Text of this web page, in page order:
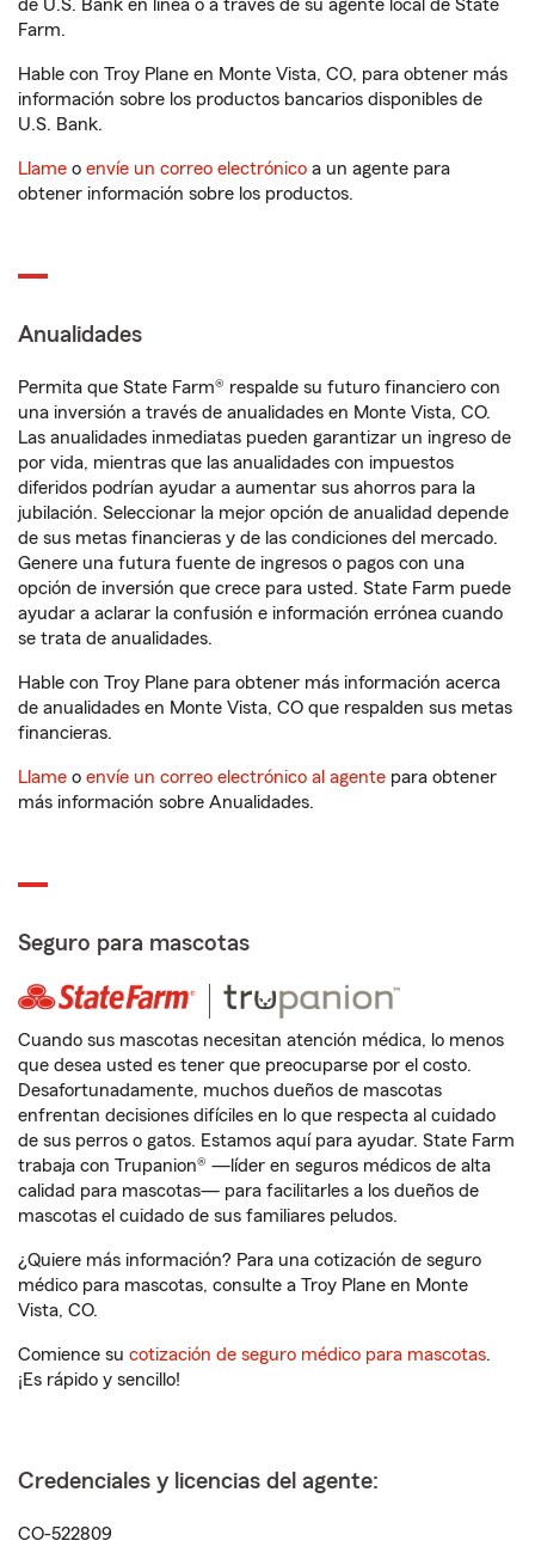
de U.S. Bank en línea o a través de su agente local de State
Farm.
Hable con Troy Plane en Monte Vista, CO, para obtener más
información sobre los productos bancarios disponibles de
U.S. Bank.
Llame o envíe un correo electrónico a un agente para
obtener información sobre los productos.
Anualidades
Permita que State Farm® respalde su futuro financiero con
una inversión a través de anualidades en Monte Vista, CO.
Las anualidades inmediatas pueden garantizar un ingreso de
por vida, mientras que las anualidades con impuestos
diferidos podrían ayudar a aumentar sus ahorros para la
jubilación. Seleccionar la mejor opción de anualidad depende
de sus metas financieras y de las condiciones del mercado.
Genere una futura fuente de ingresos o pagos con una
opción de inversión que crece para usted. State Farm puede
ayudar a aclarar la confusión e información errónea cuando
se trata de anualidades.
Hable con Troy Plane para obtener más información acerca
de anualidades en Monte Vista, CO que respalden sus metas
financieras.
Llame o envíe un correo electrónico al agente para obtener
más información sobre Anualidades.
Seguro para mascotas
Cuando sus mascotas necesitan atención médica, lo menos
que desea usted es tener que preocuparse por el costo.
Desafortunadamente, muchos dueños de mascotas
enfrentan decisiones difíciles en lo que respecta al cuidado
de sus perros o gatos. Estamos aquí para ayudar. State Farm
trabaja con Trupanion® —líder en seguros médicos de alta
calidad para mascotas— para facilitarles a los dueños de
mascotas el cuidado de sus familiares peludos.
¿Quiere más información? Para una cotización de seguro
médico para mascotas, consulte a Troy Plane en Monte
Vista, CO.
Comience su cotización de seguro médico para mascotas.
¡Es rápido y sencillo!
Credenciales y licencias del agente:
CO-522809